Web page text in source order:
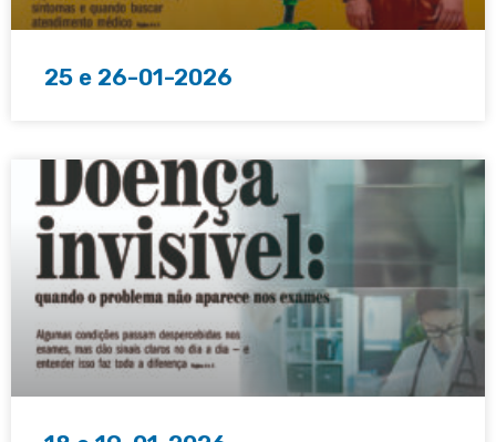
25 e 26-01-2026